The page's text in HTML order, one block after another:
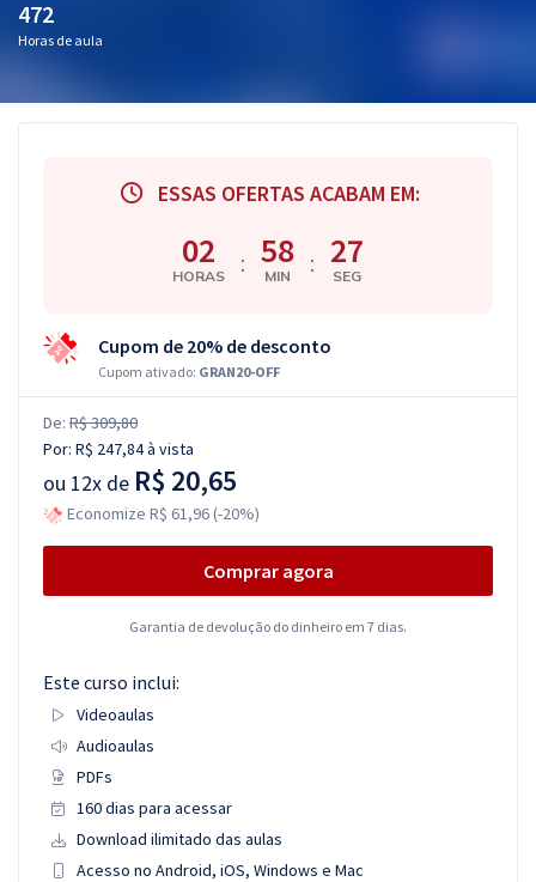
472
Horas de aula
ESSAS OFERTAS ACABAM EM:
02
HORAS : 58
MIN : 26
SEG
Cupom de 20% de desconto
Cupom ativado: GRAN20-OFF
De: R$ 309,80
Por: R$ 247,84à vista
ou 12x de R$ 20,65
Economize R$ 61,96 (-20%)
Comprar agora
Garantia de devolução do dinheiro em 7 dias.
Este curso inclui:
Videoaulas
Audioaulas
PDFs
160 dias para acessar
Download ilimitado das aulas
Acesso no Android, iOS, Windows e Mac